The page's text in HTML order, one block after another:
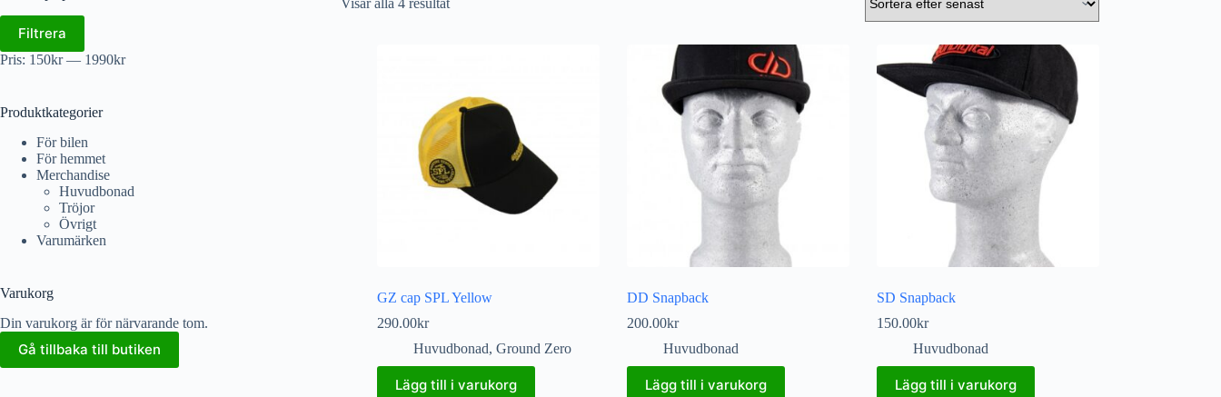
Visar alla 4 resultat
GZ cap SPL Yellow
290.00kr
Huvudbonad, Ground Zero
Lägg till i varukorg
DD Snapback
200.00kr
Huvudbonad
Lägg till i varukorg
SD Snapback
150.00kr
Huvudbonad
Lägg till i varukorg
Filtrera
Pris: 150kr— 1990kr
Produktkategorier
För bilen
För hemmet
Merchandise
Huvudbonad
Tröjor
Övrigt
Varumärken
Varukorg
Din varukorg är för närvarande tom.
Gå tillbaka till butiken